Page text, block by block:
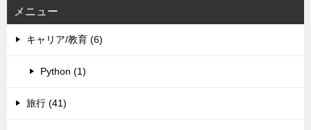
メニュー
キャリア/教育 (6)
Python (1)
旅行 (41)